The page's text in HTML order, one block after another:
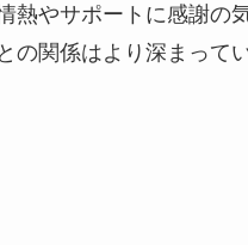
熱やサポートに感謝の
の関係はより深まって